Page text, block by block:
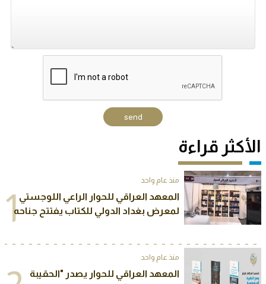
الأكثر قراءة
منذ عام واحد
1المعهد العراقي للحوار الراعي اللوجستي
لمعرض بغداد الدولي للكتاب يفتتح جناحه
منذ عام واحد
المعهد العراقي للحوار يصدر "الحقيبة